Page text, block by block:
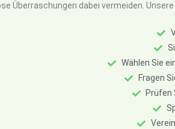
Überraschungen dabei vermeiden.
Wählen Sie
Fragen
Prüfen